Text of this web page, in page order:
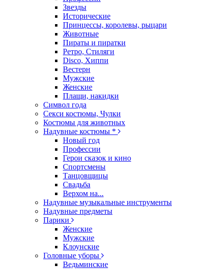
Звезды
Исторические
Принцессы, королевы, рыцари
Животные
Пираты и пиратки
Ретро, Стиляги
Disco, Хиппи
Вестерн
Мужские
Женские
Плащи, накидки
Символ года
Секси костюмы, Чулки
Костюмы для животных
Надувные костюмы *
Новый год
Профессии
Герои сказок и кино
Спортсмены
Танцовщицы
Свадьба
Верхом на...
Надувные музыкальные инструменты
Надувные предметы
Парики
Женские
Мужские
Клоунские
Головные уборы
Ведьминские